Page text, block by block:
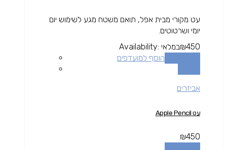
עט מקורי מבית אפל, תואם משטח מגע לשימוש יום
יומי ושרטוטים.
₪450
Availability: במלאי
הוסף למועדפים
אביזרים
עט Apple Pencil
₪450